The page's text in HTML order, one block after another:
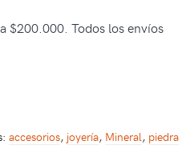
$200.000. Todos los envíos
accesorios, joyería, Mineral, piedra